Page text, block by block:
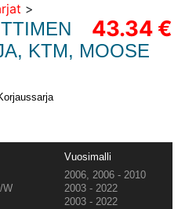
>
43.34 €
KTM, MOOSE
Vuosimalli
2006, 2006 - 2010
W
2003 - 2022
2003 - 2022